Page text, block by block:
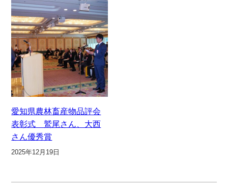
愛知県農林畜産物品評会
表彰式 鷲尾さん、大西
さん優秀賞
2025年12月19日